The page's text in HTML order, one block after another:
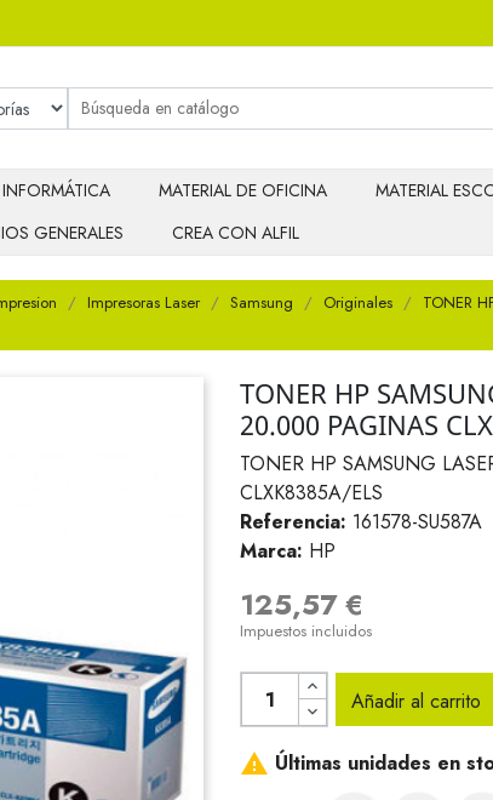
MATERIAL DE OFICINA
MATERIAL
GENERALES CREA CON ALFIL
Impresoras Laser Samsung Originales
TONER
TONER HP
20.000 PAGINAS
TONER HP SAMSUNG
CLXK8385A/ELS
Referencia: 161578-SU587A
Marca: HP
125,57 €
Impuestos incluidos
Añadir al carrito
 Últimas unidades en